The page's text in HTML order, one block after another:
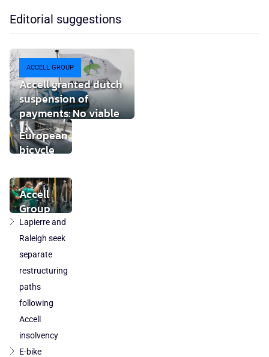
Editorial suggestions
ACCELL GROUP
Accell granted dutch
suspension of
payments: No viable
buyer found
European
bicycle
stabilises
while local
component
production
loses
ground
Accell
Group
takeover
by
DuTech
also
cleared
in
Poland
and
Austria
Lapierre and
Raleigh seek
separate
restructuring
paths
following
Accell
insolvency
E-bike